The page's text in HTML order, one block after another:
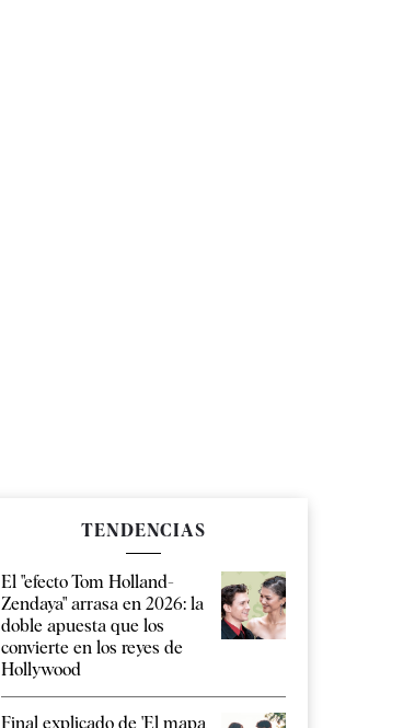
TENDENCIAS
El "efecto Tom Holland-
Zendaya" arrasa en 2026: la
doble apuesta que los
convierte en los reyes de
Hollywood
Final explicado de 'El mapa